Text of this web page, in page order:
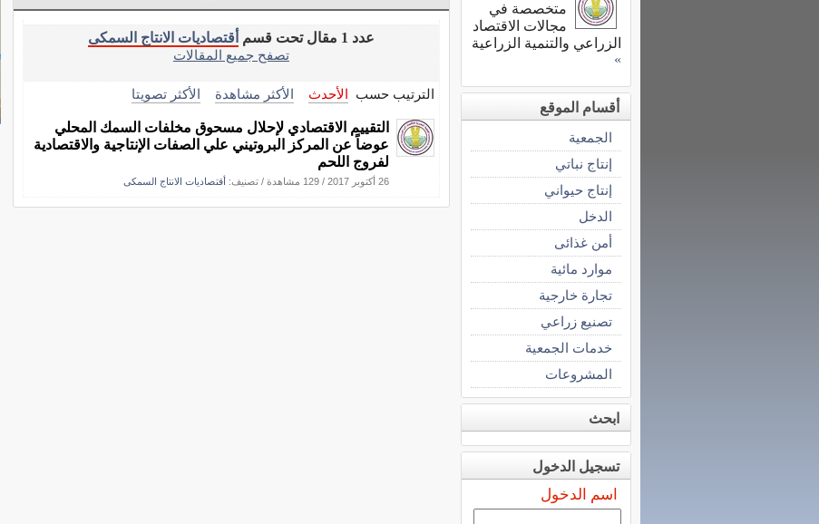
عدد 1 مقال تحت قسم
أقتصاديات الانتاج السمكى
تصفح جميع المقالات
الترتيب حسب الأحدث الأكثر مشاهدة الأكثر تصويتا
التقييم الاقتصادي لإحلال مسحوق مخلفات السمك المحلي
عوضاً عن المركز البروتيني علي الصفات الإنتاجية والاقتصادية
لفروج اللحم
26 أكتوبر 2017 / 129 مشاهدة / تصنيف: أقتصاديات الانتاج السمكى
متخصصة في
مجالات الاقتصاد
الزراعي والتنمية الزراعية
»
أقسام الموقع
الجمعية
إنتاج نباتي
إنتاج حيواني
الدخل
أمن غذائى
موارد مائية
تجارة خارجية
تصنيع زراعي
خدمات الجمعية
المشروعات
ابحث
تسجيل الدخول
اسم الدخول